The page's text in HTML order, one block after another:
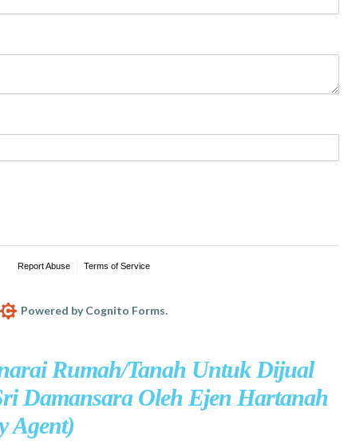
Rumah/Tanah Untuk Dijual
Damansara Oleh Ejen Hartanah
Agent)